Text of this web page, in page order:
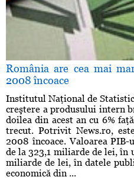
România are cea mai
2008 încoace
Institutul Naţional de
creştere a produsului intern
doilea din acest an cu 6%
trecut. Potrivit News.ro,
2008 încoace. Valoarea
de la 323,1 miliarde de lei, în
miliarde de lei, în datele
economică din ...